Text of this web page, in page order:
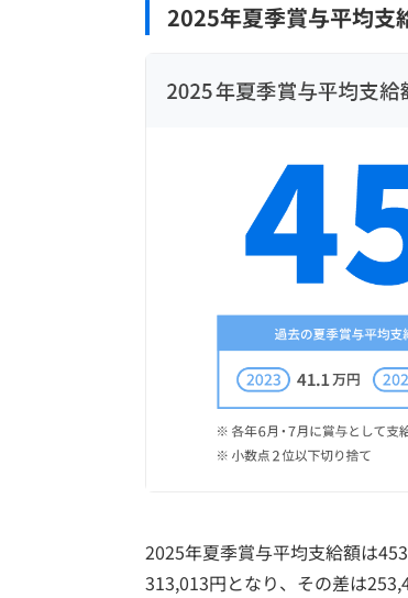
2025年夏季賞与平均支
2025年夏季賞与平均支給額は
313,013円となり、その差は